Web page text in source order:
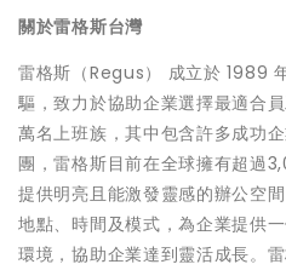
關於雷格斯台灣
雷格斯（Regus） 成立於 1989
驅，致力於協助企業選擇最適合
萬名上班族，其中包含許多成功
團，雷格斯目前在全球擁有超過
提供明亮且能激發靈感的辦公空
地點、時間及模式，為企業提供
環境，協助企業達到靈活成長。